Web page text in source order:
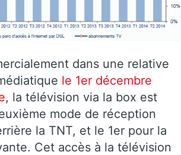
dans une relative
le 1er décembre
, la télévision via la box est
mode de réception
la TNT, et le 1er pour la
Cet accès à la télévision